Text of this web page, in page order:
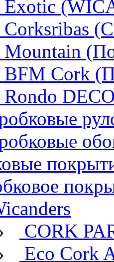
Exotic
Corksribas
Mountain
BFM Cork
Rondo
CORK
Eco Cork